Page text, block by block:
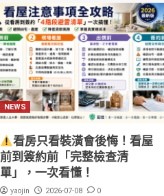
NEWS
看房只看裝潢會後悔！看屋
前到簽約前「完整檢查清
單」，一次看懂！
yaojin 2026-07-08 0